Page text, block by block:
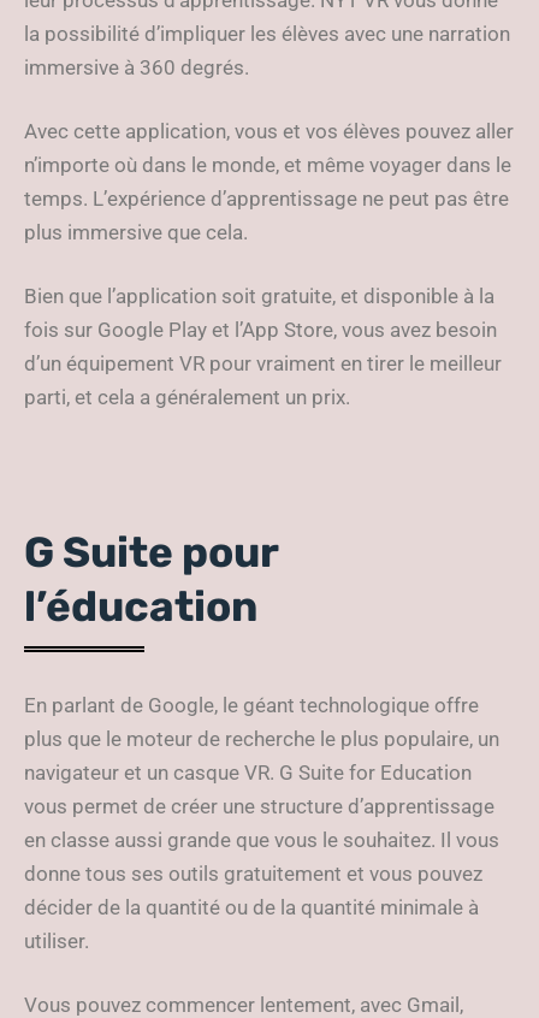
la possibilité d’impliquer les élèves avec une narration
immersive à 360 degrés.
Avec cette application, vous et vos élèves pouvez aller
n’importe où dans le monde, et même voyager dans le
temps. L’expérience d’apprentissage ne peut pas être
plus immersive que cela.
Bien que l’application soit gratuite, et disponible à la
fois sur Google Play et l’App Store, vous avez besoin
d’un équipement VR pour vraiment en tirer le meilleur
parti, et cela a généralement un prix.
G Suite pour
l’éducation
En parlant de Google, le géant technologique offre
plus que le moteur de recherche le plus populaire, un
navigateur et un casque VR. G Suite for Education
vous permet de créer une structure d’apprentissage
en classe aussi grande que vous le souhaitez. Il vous
donne tous ses outils gratuitement et vous pouvez
décider de la quantité ou de la quantité minimale à
utiliser.
Vous pouvez commencer lentement, avec Gmail,